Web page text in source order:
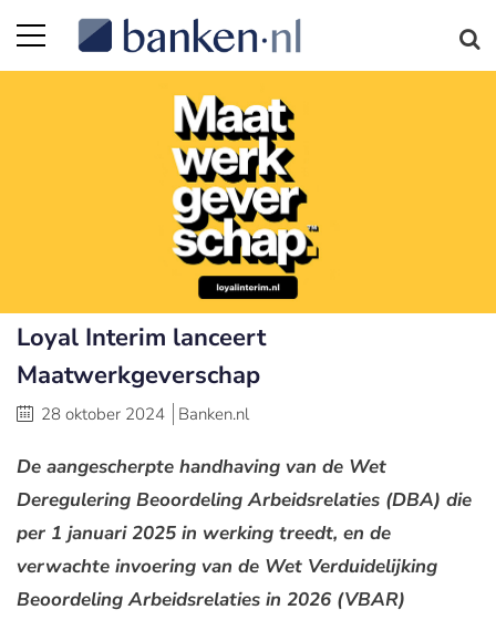
Loyal Interim lanceert
Maatwerkgeverschap
28 oktober 2024 Banken.nl
De aangescherpte handhaving van de Wet
Deregulering Beoordeling Arbeidsrelaties (DBA) die
per 1 januari 2025 in werking treedt, en de
verwachte invoering van de Wet Verduidelijking
Beoordeling Arbeidsrelaties in 2026 (VBAR)